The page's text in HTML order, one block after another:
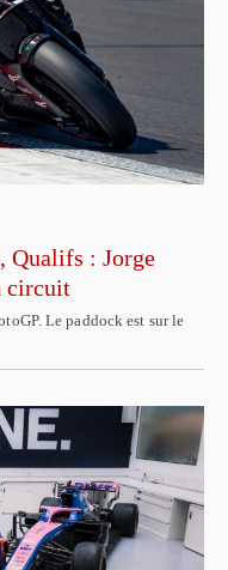
Qualifs : Jorge
circuit
Le paddock est sur le